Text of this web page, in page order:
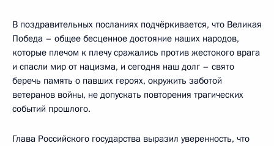
В поздравительных посланиях подчёркивается, что Великая
Победа – общее бесценное достояние наших народов,
которые плечом к плечу сражались против жестокого врага
и спасли мир от нацизма, и сегодня наш долг – свято
беречь память о павших героях, окружить заботой
ветеранов войны, не допускать повторения трагических
событий прошлого.
Глава Российского государства выразил уверенность, что